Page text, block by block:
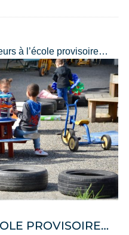
à l’école provisoire…
PROVISOIRE…